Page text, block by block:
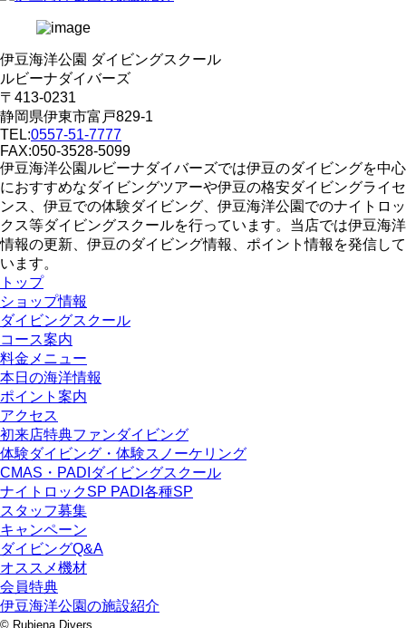
伊豆海洋公園 ダイビングスクール
ルビーナダイバーズ
〒413-0231
静岡県伊東市富戸829-1
TEL:0557-51-7777
FAX:050-3528-5099
伊豆海洋公園ルビーナダイバーズでは伊豆のダイビングを中心
におすすめなダイビングツアーや伊豆の格安ダイビングライセ
ンス、伊豆での体験ダイビング、伊豆海洋公園でのナイトロッ
クス等ダイビングスクールを行っています。当店では伊豆海洋
情報の更新、伊豆のダイビング情報、ポイント情報を発信して
います。
トップ
ショップ情報
ダイビングスクール
コース案内
料金メニュー
本日の海洋情報
ポイント案内
アクセス
初来店特典ファンダイビング
体験ダイビング・体験スノーケリング
CMAS・PADIダイビングスクール
ナイトロックSP PADI各種SP
スタッフ募集
キャンペーン
ダイビングQ&A
オススメ機材
会員特典
伊豆海洋公園の施設紹介
© Rubiena Divers